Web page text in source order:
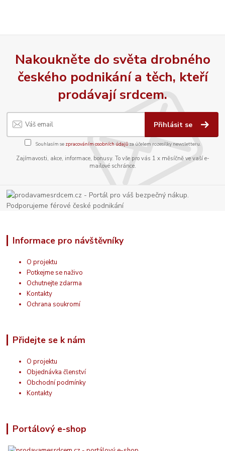
Nakoukněte do světa drobného
českého podnikání a těch, kteří
prodávají srdcem.
Přihlásit se
Souhlasím se zpracováním osobních údajůza účelem rozesílky newsletteru.
Zajímavosti, akce, informace, bonusy. To vše pro vás 1 x měsíčně ve vaší e-
mailové schránce.
Informace pro návštěvníky
O projektu
Potkejme se naživo
Ochutnejte zdarma
Kontakty
Ochrana soukromí
Přidejte se k nám
O projektu
Objednávka členství
Obchodní podmínky
Kontakty
Portálový e-shop